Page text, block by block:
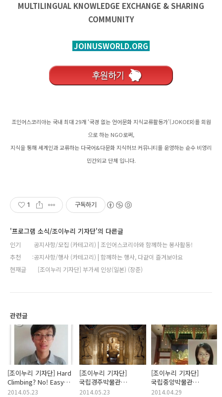
MULTILINGUAL KNOWLEDGE EXCHANGE & SHARING
COMMUNITY
JOINUSWORLD.ORG
조인어스코리아는 국내 최대 29개 ‘국경 없는 언어문화 지식교류활동가’(JOKOER)를 회원
으로 하는 NGO로써,
지식을 통해 세계인과 교류하는 다국어&다문화 지식허브 커뮤니티를 운영하는 순수 비영리
민간외교 단체 입니다.
1 구독하기
'프로그램 소식/조이누리 기자단'의 다른글
인기
공지사항/모집 (카테고리) | 조인어스코리아와 함께하는 봉사활동!
추천
공지사항/행사 (카테고리) | 함께하는 행사, 다같이 즐겨보아요
현재글
[조이누리 기자단] 부가세 인상(일본) (장준)
관련글
[조이누리 기자단] Hard
Climbing? No! Easy
Trekking Yes! in
2014.05.23
[조이누리 기자단]
국립경주박물관
(Kyungju National
2014.05.23
[조이누리 기자단]
국립중앙박물관
(National Museum of
2014.04.29